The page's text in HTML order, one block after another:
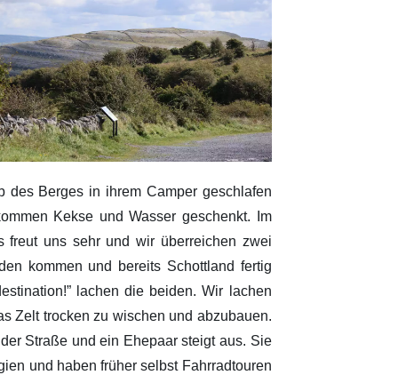
des Berges in ihrem Camper geschlafen
Kekse und Wasser geschenkt. Im
freut uns sehr und wir überreichen zwei
kommen und bereits Schottland fertig
lachen die beiden. Wir lachen
Zelt trocken zu wischen und abzubauen.
Straße und ein Ehepaar steigt aus. Sie
und haben früher selbst Fahrradtouren